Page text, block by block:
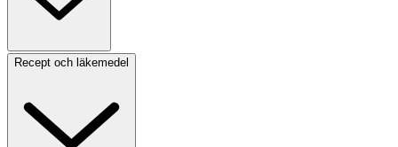
Recept och läkemedel